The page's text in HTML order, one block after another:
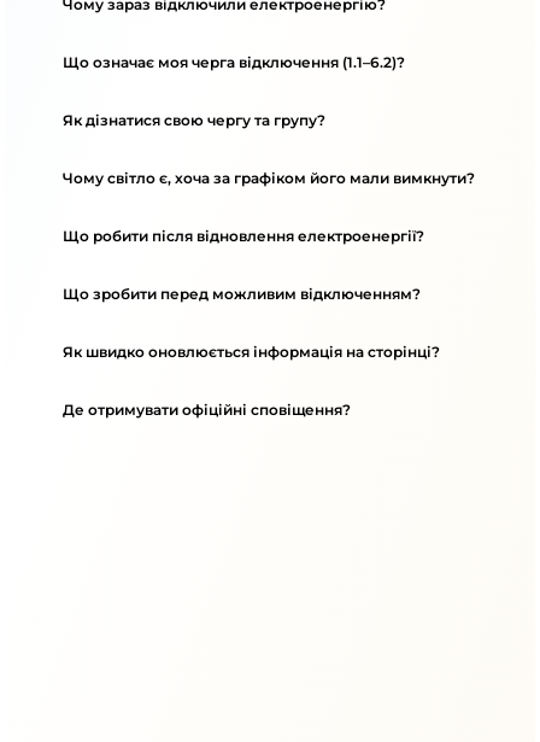
Чому зараз відключили електроенергію?
Що означає моя черга відключення (1.1–6.2)?
Як дізнатися свою чергу та групу?
Чому світло є, хоча за графіком його мали вимкнути?
Що робити після відновлення електроенергії?
Що зробити перед можливим відключенням?
Як швидко оновлюється інформація на сторінці?
Де отримувати офіційні сповіщення?